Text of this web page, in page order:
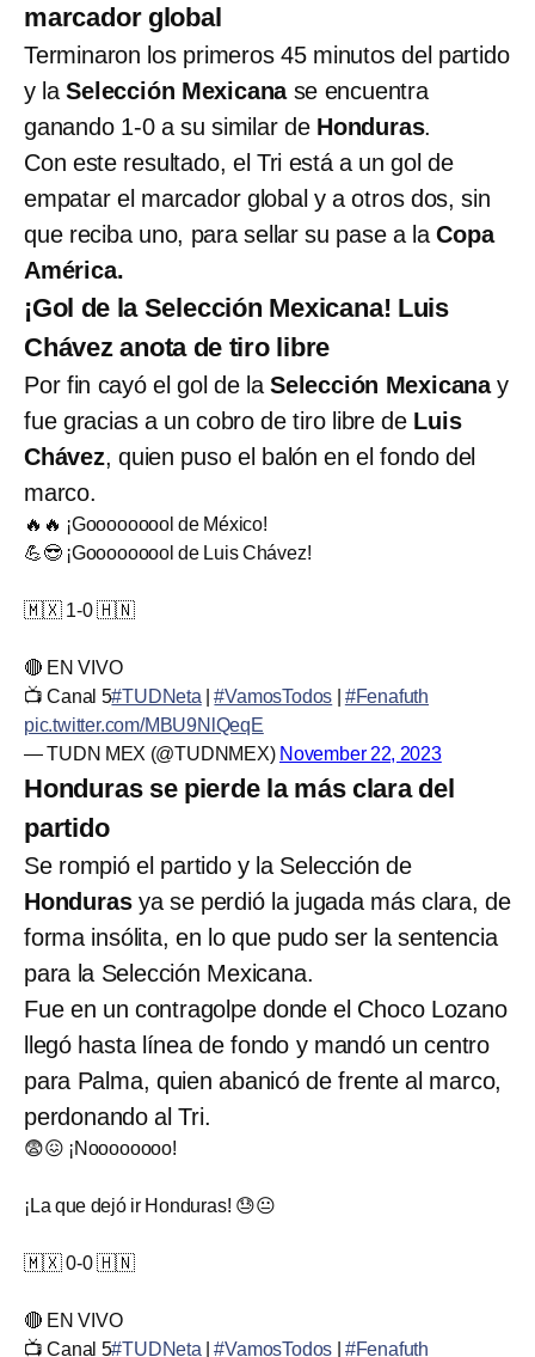
marcador global
Terminaron los primeros 45 minutos del partido
y laSelección Mexicana se encuentra
ganando 1-0 a su similar de Honduras.
Con este resultado, el Tri está a un gol de
empatar el marcador global y a otros dos, sin
que reciba uno, para sellar su pase a laCopa
América.
¡Gol de la Selección Mexicana! Luis
Chávez anota de tiro libre
Por fin cayó el gol de la Selección Mexicanay
fue gracias a un cobro de tiro libre de Luis
Chávez, quien puso el balón en el fondo del
marco.
🔥🔥 ¡Gooooooool de México!
💪😎 ¡Gooooooool de Luis Chávez!
🇲🇽 1-0 🇭🇳
🔴 EN VIVO
📺 Canal 5#TUDNeta |#VamosTodos
#Fenafuth
pic.twitter.com/MBU9NlQeqE
— TUDN MEX (@TUDNMEX) November 22, 2023
Honduras se pierde la más clara del
partido
Se rompió el partido y la Selección de
Hondurasya se perdió la jugada más clara, de
forma insólita, en lo que pudo ser la sentencia
para la Selección Mexicana.
Fue en un contragolpe donde el Choco Lozano
llegó hasta línea de fondo y mandó un centro
para Palma, quien abanicó de frente al marco,
perdonando al Tri.
😨😖 ¡Noooooooo!
¡La que dejó ir Honduras! 😓😐
🇲🇽 0-0 🇭🇳
🔴 EN VIVO
📺 Canal 5#TUDNeta |#VamosTodos #Fenafuth